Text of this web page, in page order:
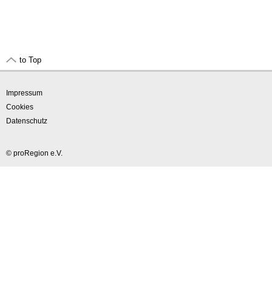
to Top
Impressum
Cookies
Datenschutz
© proRegion e.V.